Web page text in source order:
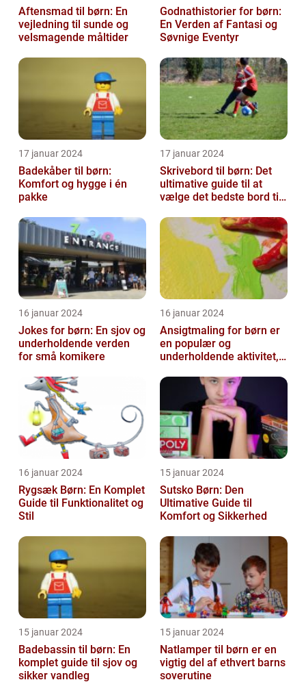
Aftensmad til børn: En
vejledning til sunde og
velsmagende måltider
Godnathistorier for børn:
En Verden af Fantasi og
Søvnige Eventyr
17 januar 2024
Badekåber til børn:
Komfort og hygge i én
pakke
17 januar 2024
Skrivebord til børn: Det
ultimative guide til at
vælge det bedste bord til
16 januar 2024
Jokes for børn: En sjov og
underholdende verden
for små komikere
16 januar 2024
Ansigtmaling for børn er
en populær og
underholdende aktivitet,
kreativitet, fantasi ...
16 januar 2024
Rygsæk Børn: En Komplet
Guide til Funktionalitet og
Stil
15 januar 2024
Sutsko Børn: Den
Ultimative Guide til
Komfort og Sikkerhed
15 januar 2024
Badebassin til børn: En
komplet guide til sjov og
sikker vandleg
15 januar 2024
Natlamper til børn er en
vigtig del af ethvert barns
soverutine